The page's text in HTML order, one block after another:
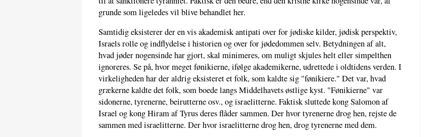
grunde som ligeledes vil blive behandlet her.
Samtidig eksisterer der en vis akademisk antipati over for jødiske kilder, jødisk perspektiv,
Israels rolle og indflydelse i historien og over for jødedommen selv. Betydningen af alt,
hvad jøder nogensinde har gjort, skal minimeres, om muligt skjules helt eller simpelthen
ignoreres. Se på, hvor meget fønikierne, ifølge akademikerne, udrettede i oldtidens verden. I
virkeligheden har der aldrig eksisteret et folk, som kaldte sig "fønikiere." Det var, hvad
grækerne kaldte det folk, som boede langs Middelhavets østlige kyst. "Fønikierne" var
sidonerne, tyrenerne, beirutterne osv., og israelitterne. Faktisk sluttede kong Salomon af
Israel og kong Hiram af Tyrus deres flåder sammen. Der hvor tyrenerne drog hen, rejste de
sammen med israelitterne. Der hvor israelitterne drog hen, drog tyrenerne med dem.